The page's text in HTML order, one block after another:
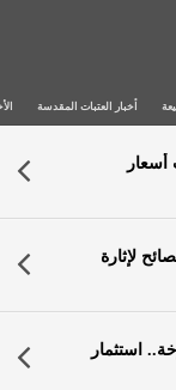
أخبار العتبات المقدسة
لإثارة
استثمار